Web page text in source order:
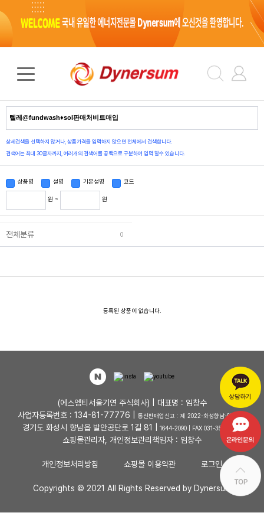
검색 결과
상세검색을 선택하지 않거나, 상품가격을 입력하지 않으면 전체에서 검색합니다.
검색어는 최대 30글자까지, 여러개의 검색어를 공백으로 구분하여 입력 할수 있습니다.
상품명 설명 기본설명 코드
원 ~ 원
전체분류 0
등록된 상품이 없습니다.
(에스엠티서울기연 주식회사) | 대표명 : 임창수
사업자등록번호 : 134-81-77776 |
통신판매업신고 : 제 2022-화성향남-0048 호
경기도 화성시 향남읍 발안공단로 1길 81 | 1644-2090 | FAX 031-353-4727
쇼핑몰관리자, 개인정보관리책임자 : 임창수
개인정보처리방침 쇼핑몰 이용약관 로그인
Copyrights © 2021 All Rights Reserved by Dynersum